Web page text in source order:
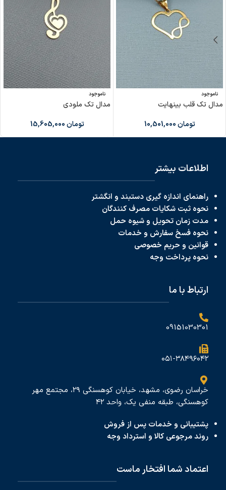
ناموجود
مدال تک قلب بینهایت
تومان
ناموجود
مدال تک ملودی
تومان
اطلاعات بیشتر
راهنمای اندازه گیری دستبند و انگشتر
نحوه ثبت شکایات مصرف کنندگان
مدت زمان تحویل و شیوه حمل
نحوه فسخ سفارش و خدمات
قوانین و حریم خصوصی
نحوه پرداخت وجه
ارتباط با ما
09151030301
۰۵۱-۳۸۴۹۶۰۴۲
خراسان رضوی، مشهد، خیابان کوهسنگی ۲۹، مجتمع مهر
کوهسنگی، طبقه منفی یک، واحد ۴۲
پشتیبانی و خدمات پس از فروش
روند مرجوعی کالا و استرداد وجه
اعتماد شما افتخار ماست